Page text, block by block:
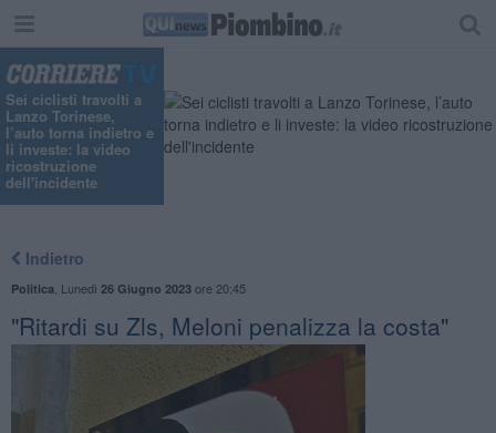
Sei ciclisti travolti a
Lanzo Torinese,
l’auto torna indietro e
li investe: la video
ricostruzione
dell'incidente
Indietro
Politica Lunedì 26 Giugno 2023ore 20:45
"Ritardi su Zls, Meloni penalizza la costa"